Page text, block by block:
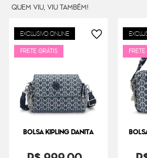
Dimensões
QUEM VIU, VIU TAMBÉM!
EXCLUSIVO ONLINE
FRETE GRÁTIS
BOLSA KIPLING DANITA